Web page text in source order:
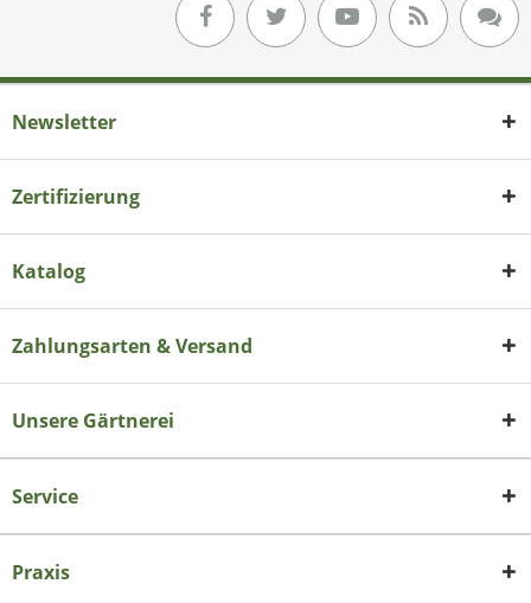
Newsletter
Zertifizierung
Katalog
Zahlungsarten & Versand
Unsere Gärtnerei
Service
Praxis